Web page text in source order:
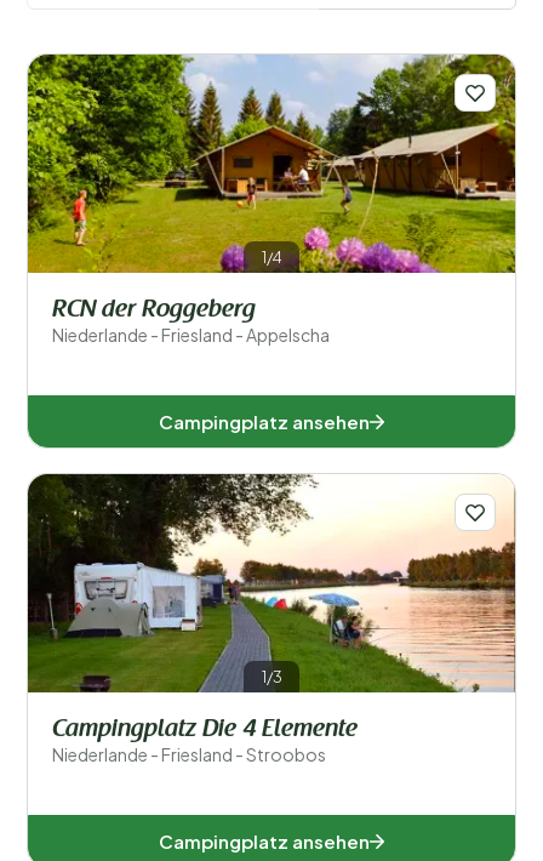
Friesland. Auch die Medien in Friesland nutzen häufig
dadurch fast wie ein Urlaub im Ausland an, weil man
vielerorts einer anderen Sprache begegnet.Mehr
erfahren
Orte
Beliebte Filter
Schwimmen
Allgemein
Sport und Freizeit
Filter speichern
1/4
RCN der Roggeberg
Niederlande - Friesland - Appelscha
Campingplatz ansehen
1/3
Campingplatz Die 4 Elemente
Niederlande - Friesland - Stroobos
Campingplatz ansehen